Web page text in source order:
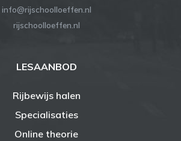
info@rijschoolloeffen.nl
rijschoolloeffen.nl
LESAANBOD
Rijbewijs halen
Specialisaties
Online theorie